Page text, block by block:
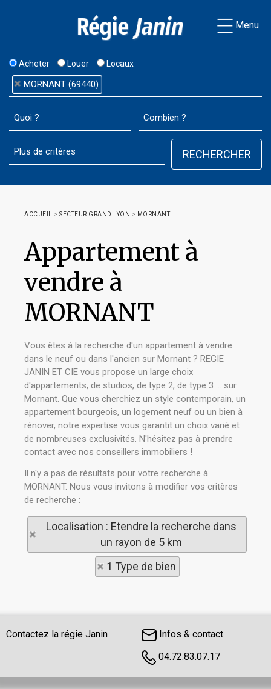
Menu
Acheter Louer Locaux
MORNANT (69440)
ACCUEIL > SECTEUR GRAND LYON > MORNANT
Appartement à
vendre à
MORNANT
Vous êtes à la recherche d'un appartement à vendre
dans le neuf ou dans l'ancien sur Mornant ? REGIE
JANIN ET CIE vous propose un large choix
d'appartements, de studios, de type 2, de type 3 ... sur
Mornant. Que vous cherchiez un style contemporain, un
appartement bourgeois, un logement neuf ou un bien à
rénover, notre expertise vous garantit un choix varié et
de nombreuses exclusivités. N'hésitez pas à prendre
contact avec nos conseillers immobiliers !
Il n'y a pas de résultats pour votre recherche à
MORNANT. Nous vous invitons à modifier vos critères
de recherche :
Localisation : Etendre la recherche dans
un rayon de 5 km
1 Type de bien
Contactez la régie Janin
Infos & contact
04.72.83.07.17